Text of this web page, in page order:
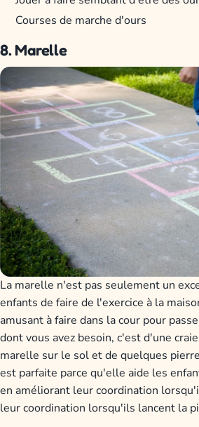
Courses de marche d'ours
8. Marelle
La marelle n'est pas seulement un
enfants de faire de l'exercice à la
amusant à faire dans la cour pour
dont vous avez besoin, c'est d'une
marelle sur le sol et de quelques
est parfaite parce qu'elle aide les
en améliorant leur coordination
leur coordination lorsqu'ils lancent la